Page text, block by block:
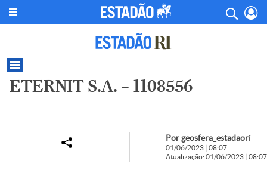
ETERNIT S.A. – 1108556
Por geosfera_estadaori
01/06/2023 | 08:07
Atualização: 01/06/2023 | 08:07